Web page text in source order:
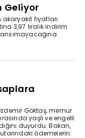
Geliyor
fiyatları
3,97 liralık indirim
Göktaş, memur
yaşlı ve engelli
duyurdu. Bakan,
ödemelerin